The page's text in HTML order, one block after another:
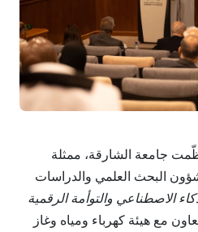
/ وام / نظّمت جامعة الشارقة، ممثلة
البحث العلمي والدراسات
الاصطناعي والتوأمة الرقمية
مع هيئة كهرباء ومياه وغاز